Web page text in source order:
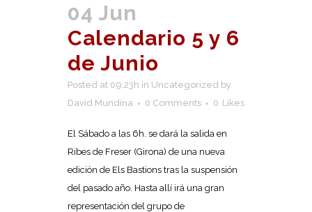
04 Jun
Calendario 5 y 6
de Junio
Posted at 09:23h in Uncategorized by
David Mundina
0 Comments 0 Likes
El Sábado a las 6h. se dará la salida en
Ribes de Freser (Girona) de una nueva
edición de Els Bastions tras la suspensión
del pasado año. Hasta allí irá una gran
representación del grupo de